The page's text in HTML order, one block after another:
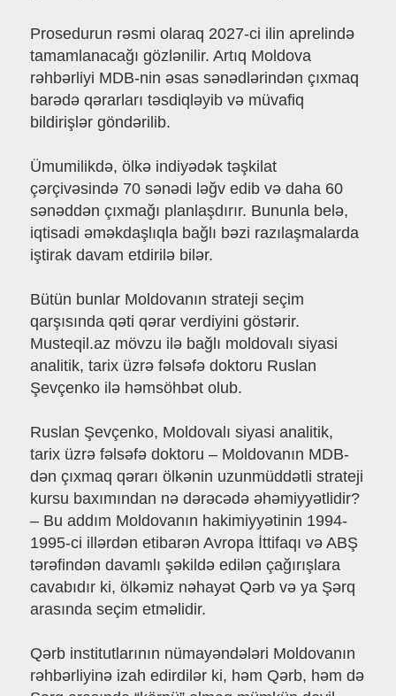
Prosedurun rəsmi olaraq 2027-ci ilin aprelində
tamamlanacağı gözlənilir. Artıq Moldova
rəhbərliyi MDB-nin əsas sənədlərindən çıxmaq
barədə qərarları təsdiqləyib və müvafiq
bildirişlər göndərilib.
Ümumilikdə, ölkə indiyədək təşkilat
çərçivəsində 70 sənədi ləğv edib və daha 60
sənəddən çıxmağı planlaşdırır. Bununla belə,
iqtisadi əməkdaşlıqla bağlı bəzi razılaşmalarda
iştirak davam etdirilə bilər.
Bütün bunlar Moldovanın strateji seçim
qarşısında qəti qərar verdiyini göstərir.
Musteqil.az mövzu ilə bağlı moldovalı siyasi
analitik, tarix üzrə fəlsəfə doktoru Ruslan
Şevçenko ilə həmsöhbət olub.
Ruslan Şevçenko, Moldovalı siyasi analitik,
tarix üzrə fəlsəfə doktoru – Moldovanın MDB-
dən çıxmaq qərarı ölkənin uzunmüddətli strateji
kursu baxımından nə dərəcədə əhəmiyyətlidir?
– Bu addım Moldovanın hakimiyyətinin 1994-
1995-ci illərdən etibarən Avropa İttifaqı və ABŞ
tərəfindən davamlı şəkildə edilən çağırışlara
cavabıdır ki, ölkəmiz nəhayət Qərb və ya Şərq
arasında seçim etməlidir.
Qərb institutlarının nümayəndələri Moldovanın
rəhbərliyinə izah edirdilər ki, həm Qərb, həm də